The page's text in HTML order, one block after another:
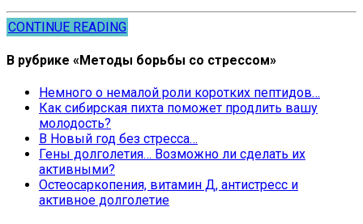
CONTINUE READING
В рубрике «Методы борьбы со стрессом»
Немного о немалой роли коротких пептидов…
Как сибирская пихта поможет продлить вашу
молодость?
В Новый год без стресса…
Гены долголетия… Возможно ли сделать их
активными?
Остеосаркопения, витамин Д, антистресс и
активное долголетие